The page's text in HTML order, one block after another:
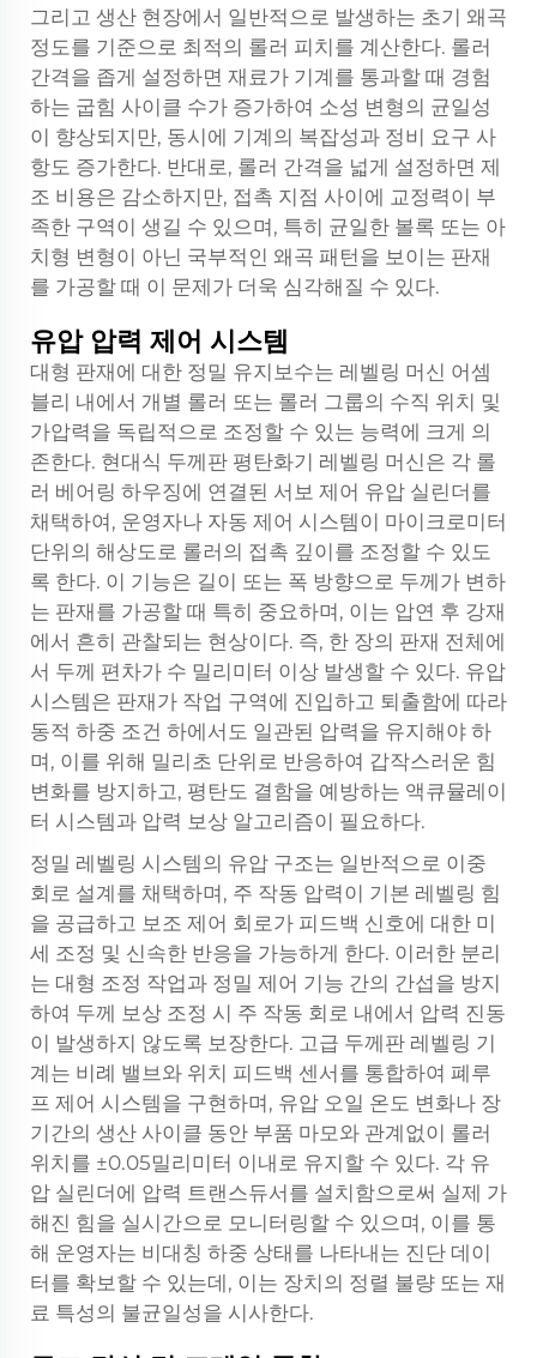
그리고 생산 현장에서 일반적으로 발생하는 초기 왜곡
정도를 기준으로 최적의 롤러 피치를 계산한다. 롤러
간격을 좁게 설정하면 재료가 기계를 통과할 때 경험
하는 굽힘 사이클 수가 증가하여 소성 변형의 균일성
이 향상되지만, 동시에 기계의 복잡성과 정비 요구 사
항도 증가한다. 반대로, 롤러 간격을 넓게 설정하면 제
조 비용은 감소하지만, 접촉 지점 사이에 교정력이 부
족한 구역이 생길 수 있으며, 특히 균일한 볼록 또는 아
치형 변형이 아닌 국부적인 왜곡 패턴을 보이는 판재
를 가공할 때 이 문제가 더욱 심각해질 수 있다.
유압 압력 제어 시스템
대형 판재에 대한 정밀 유지보수는 레벨링 머신 어셈
블리 내에서 개별 롤러 또는 롤러 그룹의 수직 위치 및
가압력을 독립적으로 조정할 수 있는 능력에 크게 의
존한다. 현대식 두께판 평탄화기 레벨링 머신은 각 롤
러 베어링 하우징에 연결된 서보 제어 유압 실린더를
채택하여, 운영자나 자동 제어 시스템이 마이크로미터
단위의 해상도로 롤러의 접촉 깊이를 조정할 수 있도
록 한다. 이 기능은 길이 또는 폭 방향으로 두께가 변하
는 판재를 가공할 때 특히 중요하며, 이는 압연 후 강재
에서 흔히 관찰되는 현상이다. 즉, 한 장의 판재 전체에
서 두께 편차가 수 밀리미터 이상 발생할 수 있다. 유압
시스템은 판재가 작업 구역에 진입하고 퇴출함에 따라
동적 하중 조건 하에서도 일관된 압력을 유지해야 하
며, 이를 위해 밀리초 단위로 반응하여 갑작스러운 힘
변화를 방지하고, 평탄도 결함을 예방하는 액큐뮬레이
터 시스템과 압력 보상 알고리즘이 필요하다.
정밀 레벨링 시스템의 유압 구조는 일반적으로 이중
회로 설계를 채택하며, 주 작동 압력이 기본 레벨링 힘
을 공급하고 보조 제어 회로가 피드백 신호에 대한 미
세 조정 및 신속한 반응을 가능하게 한다. 이러한 분리
는 대형 조정 작업과 정밀 제어 기능 간의 간섭을 방지
하여 두께 보상 조정 시 주 작동 회로 내에서 압력 진동
이 발생하지 않도록 보장한다. 고급 두께판 레벨링 기
계는 비례 밸브와 위치 피드백 센서를 통합하여 폐루
프 제어 시스템을 구현하며, 유압 오일 온도 변화나 장
기간의 생산 사이클 동안 부품 마모와 관계없이 롤러
위치를 ±0.05밀리미터 이내로 유지할 수 있다. 각 유
압 실린더에 압력 트랜스듀서를 설치함으로써 실제 가
해진 힘을 실시간으로 모니터링할 수 있으며, 이를 통
해 운영자는 비대칭 하중 상태를 나타내는 진단 데이
터를 확보할 수 있는데, 이는 장치의 정렬 불량 또는 재
료 특성의 불균일성을 시사한다.